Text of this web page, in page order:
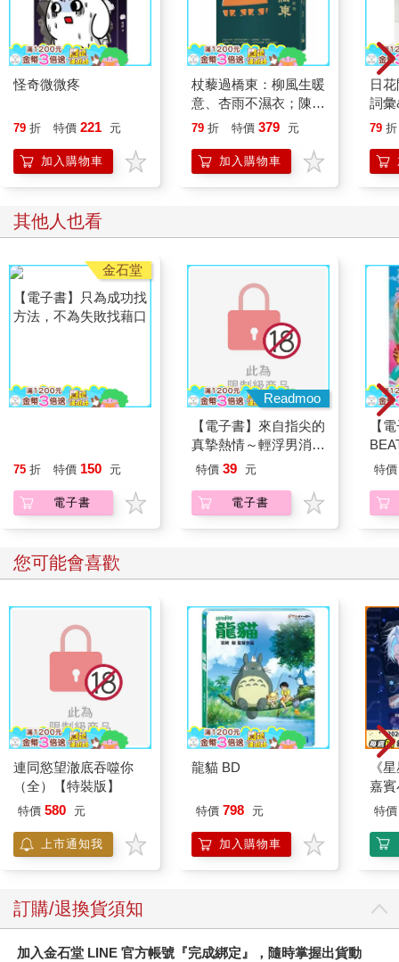
怪奇微微疼
79 折 特價 221 元
加入購物車
杖藜過橋東：柳風生暖
意、杏雨不濕衣；陳亮
恭談以心轉境的適齡漫
79 折 特價 379 元
加入購物車
日
詞
79 折
其他人也看
金石堂
75 折 特價 150 元
電子書
Readmoo
【電子書】來自指尖的
真摯熱情～輕浮男消防
員帶著熱烈眼神擁抱我
特價 39 元
電子書
【
（
特價
您可能會喜歡
連同慾望澈底吞噬你
（全）【特裝版】
特價 580 元
上市通知我
龍貓 BD
特價 798 元
加入購物車
《
嘉
特價
訂購/退換貨須知
加入金石堂 LINE 官方帳號『完成綁定』，隨時掌握出貨動